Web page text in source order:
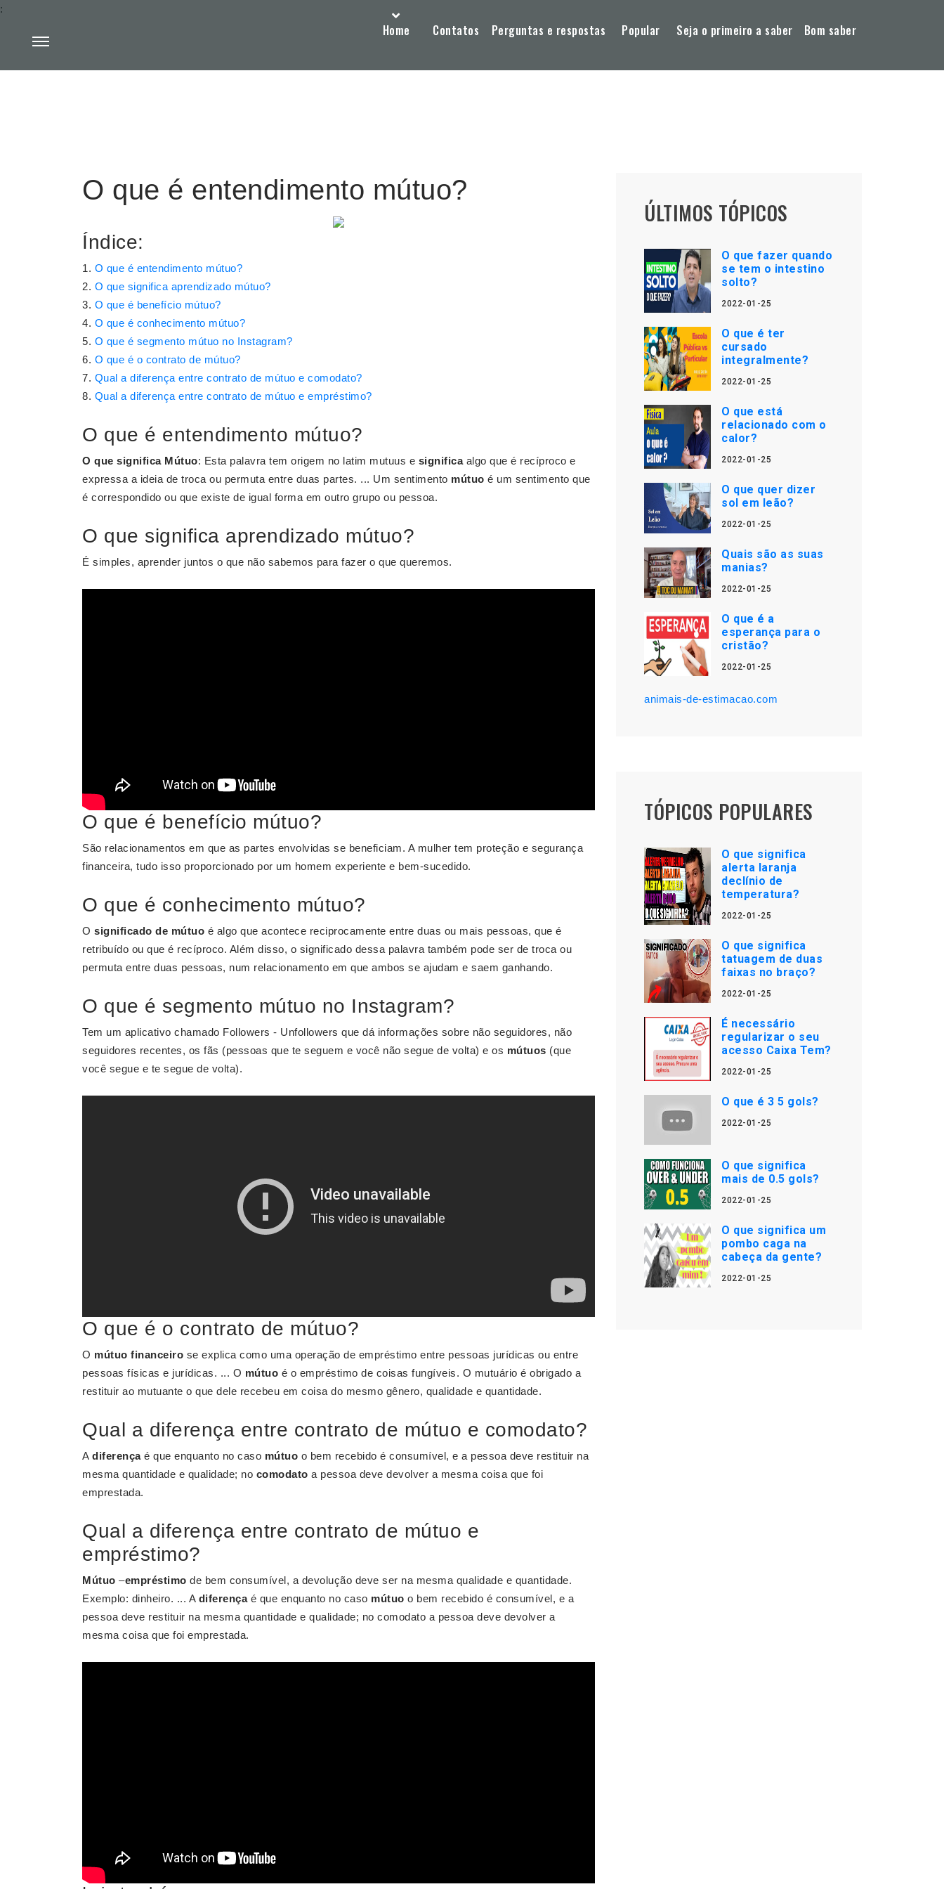
Home Contatos Perguntas e respostas Popular Seja o primeiro a saber Bom saber
:
O que é entendimento mútuo?
Índice:
O que é entendimento mútuo?
O que significa aprendizado mútuo?
O que é benefício mútuo?
O que é conhecimento mútuo?
O que é segmento mútuo no Instagram?
O que é o contrato de mútuo?
Qual a diferença entre contrato de mútuo e comodato?
Qual a diferença entre contrato de mútuo e empréstimo?
O que é entendimento mútuo?
O que significa Mútuo: Esta palavra tem origem no latim mutuus e significaalgo que é recíproco e
expressa a ideia de troca ou permuta entre duas partes. ... Um sentimento mútuo é um sentimento que
é correspondido ou que existe de igual forma em outro grupo ou pessoa.
O que significa aprendizado mútuo?
É simples, aprender juntos o que não sabemos para fazer o que queremos.
O que é benefício mútuo?
São relacionamentos em que as partes envolvidas se beneficiam. A mulher tem proteção e segurança
financeira, tudo isso proporcionado por um homem experiente e bem-sucedido.
O que é conhecimento mútuo?
O significado de mútuo é algo que acontece reciprocamente entre duas ou mais pessoas, que é
retribuído ou que é recíproco. Além disso, o significado dessa palavra também pode ser de troca ou
permuta entre duas pessoas, num relacionamento em que ambos se ajudam e saem ganhando.
O que é segmento mútuo no Instagram?
Tem um aplicativo chamado Followers - Unfollowers que dá informações sobre não seguidores, não
seguidores recentes, os fãs (pessoas que te seguem e você não segue de volta) e os mútuos (que
você segue e te segue de volta).
O que é o contrato de mútuo?
O mútuo financeiro se explica como uma operação de empréstimo entre pessoas jurídicas ou entre
pessoas físicas e jurídicas. ... O mútuo é o empréstimo de coisas fungíveis. O mutuário é obrigado a
restituir ao mutuante o que dele recebeu em coisa do mesmo gênero, qualidade e quantidade.
Qual a diferença entre contrato de mútuo e comodato?
A diferençaé que enquanto no caso mútuo o bem recebido é consumível, e a pessoa deve restituir na
mesma quantidade e qualidade; no comodato a pessoa deve devolver a mesma coisa que foi
emprestada.
Qual a diferença entre contrato de mútuo e
empréstimo?
Mútuo –empréstimo de bem consumível, a devolução deve ser na mesma qualidade e quantidade.
Exemplo: dinheiro. ... A diferençaé que enquanto no caso mútuo o bem recebido é consumível, e a
pessoa deve restituir na mesma quantidade e qualidade; no comodato a pessoa deve devolver a
mesma coisa que foi emprestada.
ÚLTIMOS TÓPICOS
O que fazer quando
se tem o intestino
solto?
2022-01-25
O que é ter
cursado
integralmente?
2022-01-25
O que está
relacionado com o
calor?
2022-01-25
O que quer dizer
sol em leão?
2022-01-25
Quais são as suas
manias?
2022-01-25
O que é a
esperança para o
cristão?
2022-01-25
animais-de-estimacao.com
TÓPICOS POPULARES
O que significa
alerta laranja
declínio de
temperatura?
2022-01-25
O que significa
tatuagem de duas
faixas no braço?
2022-01-25
É necessário
regularizar o seu
acesso Caixa Tem?
2022-01-25
O que é 3 5 gols?
2022-01-25
O que significa
mais de 0.5 gols?
2022-01-25
O que significa um
pombo caga na
cabeça da gente?
2022-01-25